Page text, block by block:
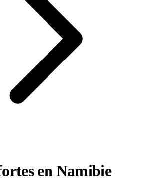
en Namibie